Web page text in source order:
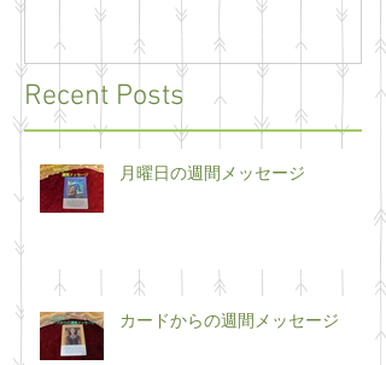
Recent Posts
月曜日の週間メッセージ
カードからの週間メッセージ